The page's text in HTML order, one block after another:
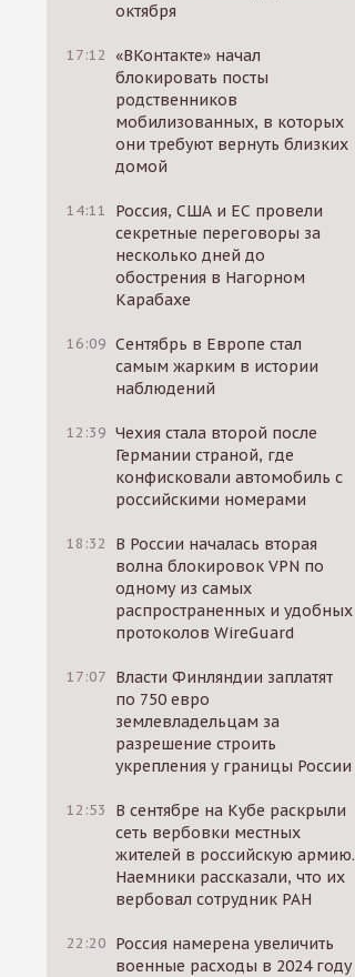
октября
17:12 «ВКонтакте» начал
блокировать посты
родственников
мобилизованных, в которых
они требуют вернуть близких
домой
14:11
Россия, США и ЕС провели
секретные переговоры за
несколько дней до
обострения в Нагорном
Карабахе
16:09 Сентябрь в Европе стал
самым жарким в истории
наблюдений
12:39 Чехия стала второй после
Германии страной, где
конфисковали автомобиль с
российскими номерами
18:32
В России началась вторая
волна блокировок VPN по
одному из самых
распространенных и удобных
протоколов WireGuard
17:07 Власти Финляндии заплатят
по 750 евро
землевладельцам за
разрешение строить
укрепления у границы России
12:53
В сентябре на Кубе раскрыли
сеть вербовки местных
жителей в российскую армию.
Наемники рассказали, что их
вербовал сотрудник РАН
22:20 Россия намерена увеличить
военные расходы в 2024 году